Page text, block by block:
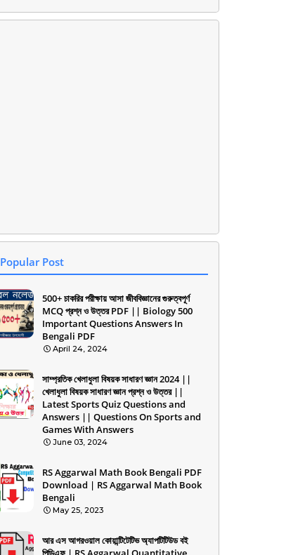
Popular Post
500+ চাকরির পরীক্ষায় আসা জীববিজ্ঞানের গুরুত্বপূর্ণ
MCQ প্রশ্ন ও উত্তর PDF || Biology 500
Important Questions Answers In
Bengali PDF
April 24, 2024
সাম্প্রতিক খেলাধুলা বিষয়ক সাধারণ জ্ঞান 2024 ||
খেলাধুলা বিষয়ক সাধারণ জ্ঞান প্রশ্ন ও উত্তর ||
Latest Sports Quiz Questions and
Answers || Questions On Sports and
Games With Answers
June 03, 2024
RS Aggarwal Math Book Bengali PDF
Download | RS Aggarwal Math Book
Bengali
May 25, 2023
আর এস আগরওয়াল কোয়ান্টিটেটিভ অ্যাপটিটিউড বই